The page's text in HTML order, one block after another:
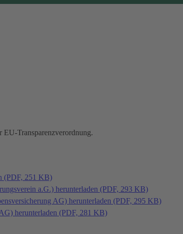
EU-Transparenzverordnung.
(PDF, 251 KB)
a.G.) herunterladen (PDF, 293 KB)
AG) herunterladen (PDF, 295 KB)
herunterladen (PDF, 281 KB)